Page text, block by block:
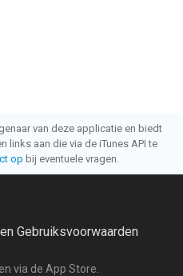
van deze applicatie en biedt
links aan die via de iTunes API te
op bij eventuele vragen.
Gebruiksvoorwaarden
via de App Store.